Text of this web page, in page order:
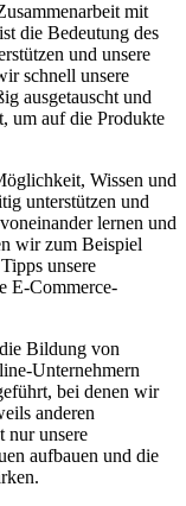
mit
die Bedeutung des
und ⁣unsere
schnell⁣ unsere
ausgetauscht und
um auf die Produkte
Wissen und
unterstützen und
⁣lernen und⁤
wir zum Beispiel⁤
‍unsere
E-Commerce-
Bildung von
Unternehmern
bei denen wir
anderen
nur unsere
aufbauen und die